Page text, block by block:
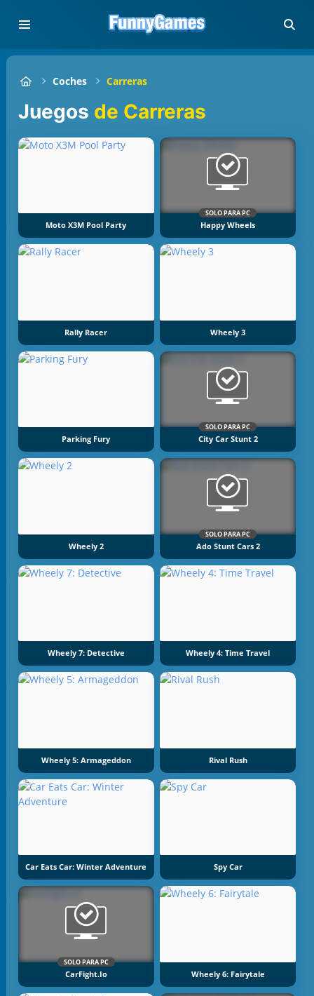
Coches Carreras
Juegos de Carreras
Moto X3M Pool Party
SOLO PARA PC
Happy Wheels
Rally Racer Wheely 3
Parking Fury
SOLO PARA PC
City Car Stunt 2
Wheely 2
SOLO PARA PC
Ado Stunt Cars 2
Wheely 7: Detective Wheely 4: Time Travel
Wheely 5: Armageddon Rival Rush
Car Eats Car: Winter Adventure Spy Car
SOLO PARA PC
CarFight.io Wheely 6: Fairytale